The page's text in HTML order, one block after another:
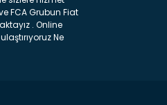
FCA Grubun Fiat
. Online
Ne
Çamurluk :
Yedek Parça